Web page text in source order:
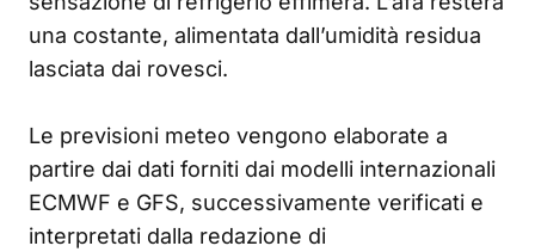
una costante, alimentata dall’umidità residua
lasciata dai rovesci.
Le previsioni meteo vengono elaborate a
partire dai dati forniti dai modelli internazionali
ECMWF e GFS, successivamente verificati e
interpretati dalla redazione di